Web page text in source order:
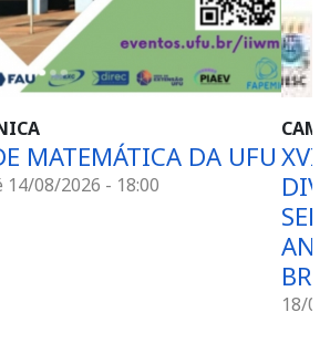
SANTA MÔNICA
SEMINÁRIO NACIONAL O
NA EDUCAÇÃO
INTERNACIONAL
DE ESCOLAS PÚBLICAS
22/08/2026 - 15:00